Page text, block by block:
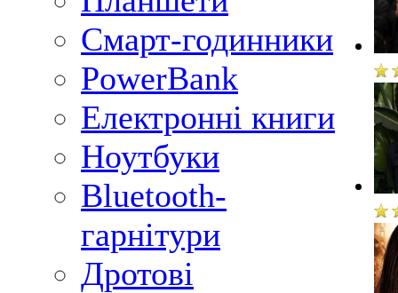
Смарт-годинники
PowerBank
Електронні книги
Ноутбуки
Bluetooth-
гарнітури
Дротові